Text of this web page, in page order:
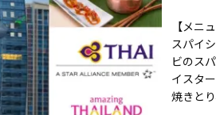
【メニ
スパイ
ビのス
イスタ
焼きと